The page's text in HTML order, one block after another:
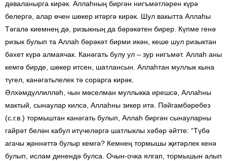
дәваланырга кирәк. Аллаһның биргән нигъмәтләрен күрә
белергә, алар өчен шөкер итәргә кирәк. Шул вакытта Аллаһы
Тәгалә киемнең дә, ризыкның да бәрәкәтен бирер. Күпме генә
ризык булып та Аллаһ бәрәкәт бирми икән, кеше шул ризыктан
бәхет күрә алмаячак. Канәгать булу ул – зур нигъмәт. Аллаһ аны
кемгә бирде, шөкер итсен, шатлансын. Аллаһтан муллык кына
түгел, канәгатьлелек тә сорарга кирәк.
Әлхәмдүллилләһ, чын мөселман муллыкка ирешсә, Аллаһны
мактый, сынаулар килсә, Аллаһны зикер итә. Пәйгамбәребез
(с.г.в.) тормыштан канәгать булып, Аллаһ биргән сынауларны
гайрәт белән кабул итүчеләргә шатлыклы хәбәр әйтте: “Түбә
агачы җәннәттә булыр кемгә? Кемнең тормышы җитәрлек кенә
булып, ислам динендә булса. Очын-очка ялгап, тормышын алып